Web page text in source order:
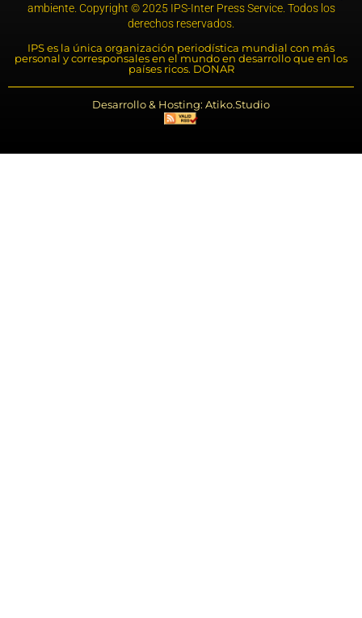
ambiente. Copyright © 2025 IPS-Inter Press Service. Todos los
derechos reservados.
IPS es la única organización periodística mundial con más
personal y corresponsales en el mundo en desarrollo que en los
países ricos. DONAR
Desarrollo & Hosting: Atiko.Studio